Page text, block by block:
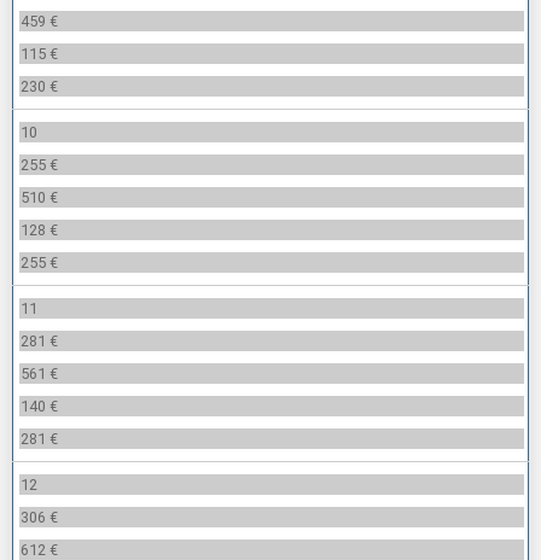
459 €
115 €
230 €
10
255 €
510 €
128 €
255 €
11
281 €
561 €
140 €
281 €
12
306 €
612 €